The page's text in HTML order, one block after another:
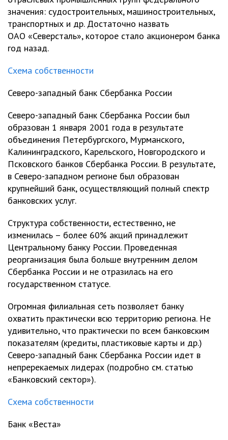
значения: судостроительных, машиностроительных,
транспортных и др. Достаточно назвать
ОАО «Северсталь», которое стало акционером банка
год назад.
Схема собственности
Северо-западный банк Сбербанка России
Северо-западный банк Сбербанка России был
образован 1 января 2001 года в результате
объединения Петербургского, Мурманского,
Калининградского, Карельского, Новгородского и
Псковского банков Сбербанка России. В результате,
в Северо-западном регионе был образован
крупнейший банк, осуществляющий полный спектр
банковских услуг.
Структура собственности, естественно, не
изменилась – более 60% акций принадлежит
Центральному банку России. Проведенная
реорганизация была больше внутренним делом
Сбербанка России и не отразилась на его
государственном статусе.
Огромная филиальная сеть позволяет банку
охватить практически всю территорию региона. Не
удивительно, что практически по всем банковским
показателям (кредиты, пластиковые карты и др.)
Северо-западный банк Сбербанка России идет в
непререкаемых лидерах (подробно см. статью
«Банковский сектор»).
Схема собственности
Банк «Веста»